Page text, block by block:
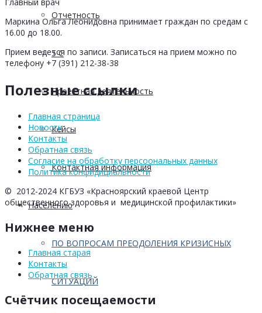
Отчетность
5 С
Проектная деятельность
Кейсы
Контактная информация
Населению
ПО ВОПРОСАМ ПРЕОДОЛЕНИЯ КРИЗИСНЫХ
СИТУАЦИЙ
Маркина Ольга Леонидовна принимает граждан по средам с
16.00 до 18.00.
Прием ведется по записи. Записаться на прием можно по
телефону +7 (391) 212-38-38
Полезные ссылки
Главная страница
Новости
Контакты
Обратная связь
Согласие на обработку персоональных данных
Политика конфидициальности
© 2012-2024 КГБУЗ «Красноярский краевой Центр
общественного здоровья и медицинской профилактики»
Нижнее меню
Главная старая
Контакты
Обратная связь
Счётчик посещаемости